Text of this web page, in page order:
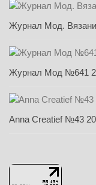
Журнал Мод.
Журнал Мод №641
Anna Creatief №43